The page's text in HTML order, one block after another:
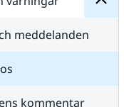
meddelanden
kommentar